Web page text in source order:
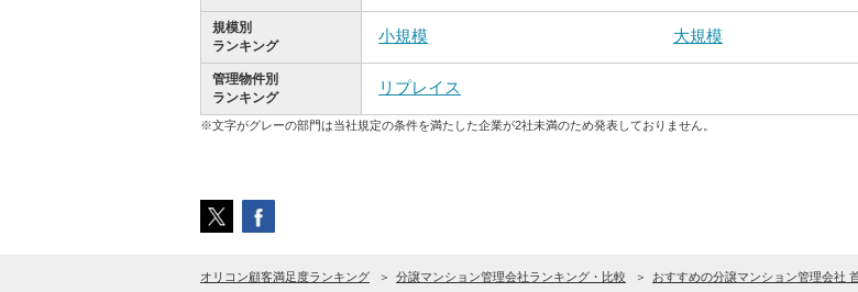
規模別
ランキング
小規模 大規模
管理物件別
ランキング
リプレイス
※文字がグレーの部門は当社規定の条件を満たした企業が2社未満のため発表しておりません。
オリコン顧客満足度ランキング 分譲マンション管理会社ランキング・比較 おすすめの分譲マンション管理会社